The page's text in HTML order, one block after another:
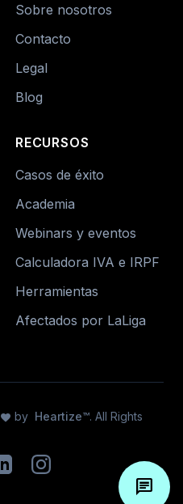
Sobre nosotros
Contacto
Legal
Blog
RECURSOS
Casos de éxito
Academia
Webinars y eventos
Calculadora IVA e IRPF
Herramientas
Afectados por LaLiga
favorite by Heartize™. All Rights
chat